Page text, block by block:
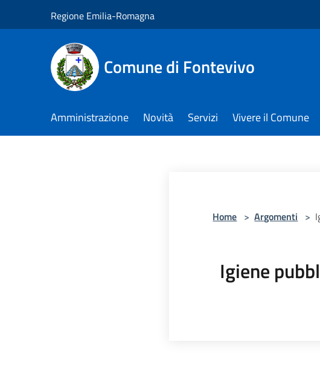
Regione Emilia-Romagna
Comune di Fontevivo
Amministrazione Novità Servizi Vivere il Comune
Home > Argomenti >
Igiene